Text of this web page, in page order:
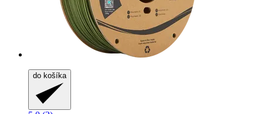
do košíka